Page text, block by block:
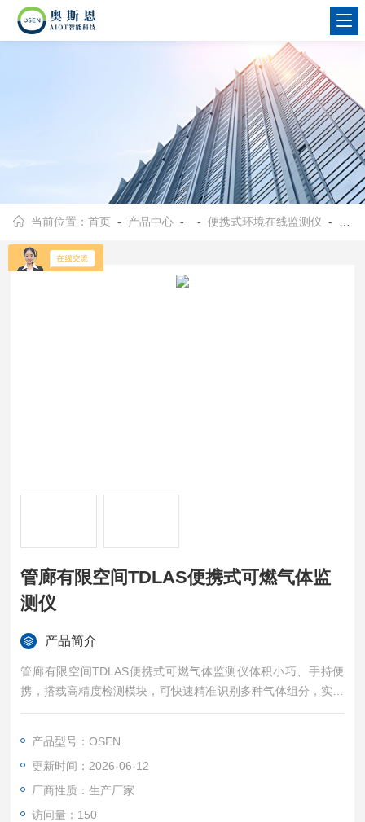
当前位置：首页 - 产品中心 - -便携式环境在线监测仪 - OSEN管廊有限空间TDLAS便携式可燃气体监测仪
管廊有限空间TDLAS便携式可燃气体监
测仪
产品简介
管廊有限空间TDLAS便携式可燃气体监测仪体积小巧、手持便
携，搭载高精度检测模块，可快速精准识别多种气体组分，实时
显示浓度数据，支持超标声光报警、数据本地存储与溯源导出，
产品型号：OSEN
更新时间：2026-06-12
厂商性质：生产厂家
访问量：150